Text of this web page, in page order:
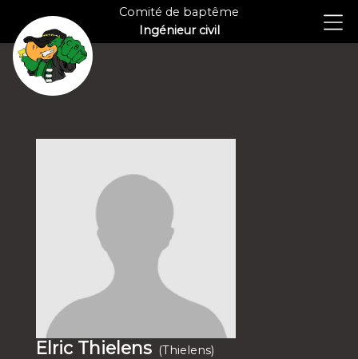
Comité de baptême
Ingénieur civil
Elric Thielens (Thielens)